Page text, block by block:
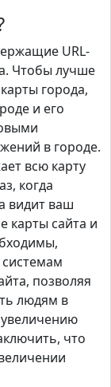
URL-
Чтобы лучше
города,
и его
в городе.
всю карту
когда
видит ваш
карты сайта и
позволяя
людям в
что